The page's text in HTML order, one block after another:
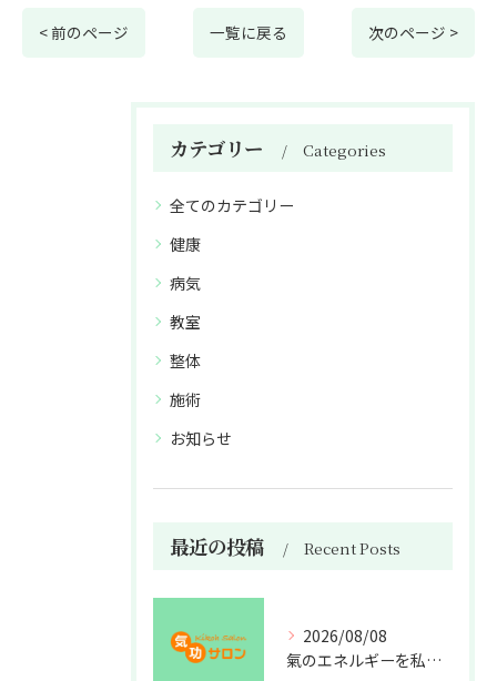
< 前のページ 一覧に戻る 次のページ >
カテゴリー Categories
全てのカテゴリー
健康
病気
教室
整体
施術
お知らせ
最近の投稿 Recent Posts
2026/08/08
氣のエネルギーを私利私欲のために使うな